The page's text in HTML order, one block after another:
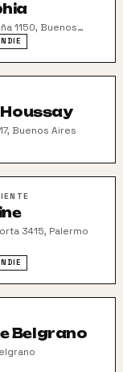
1150, Buenos
Buenos Aires
3415, Palermo
Belgrano